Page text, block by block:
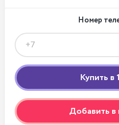
Номер
Добавить в